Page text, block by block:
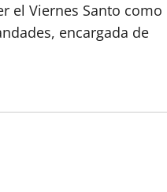
el Viernes Santo como
encargada de